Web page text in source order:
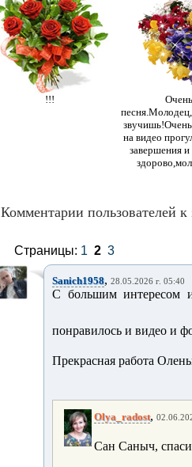
!!!
на видео
завершения
Комментарии пользователей к
Страницы: 1 2 3
Sanich1958, 28.05.2026 г. 05:40
С большим интересом
понравилось и видео и
Прекрасная работа
Olya_radost,
Сан Саныч,